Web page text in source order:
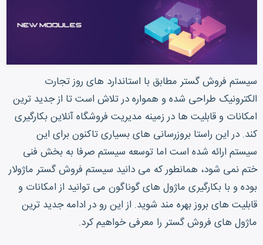
سیستم فروش گستر مطابق با استاندارد های روز تجارت
الکترونیک طراحی شده و همواره در تلاش است تا از جدید ترین
امکانات و قابلیت ها در زمینه مدیریت فروشگاه آنلاین بکارگیری
کند. در این راستا بروزرسانی های بسیاری تاکنون برای این
سیستم ارائه شده است اما توسعه سیستم صرفا به بخش فنی
ختم نمی شود، همانطور که می دانید سیستم فروش گستر ماژولار
بوده و با بکارگیری ماژول های گوناگون می توانید از امکانات و
قابلیت های بروز بهره مند شوید. از این رو در ادامه جدید ترین
ماژول های فروش گستر را معرفی خواهیم کرد.